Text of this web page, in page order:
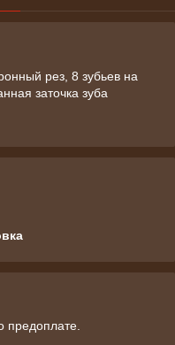
рез, 8 зубьев на
заточка зуба
предоплате.